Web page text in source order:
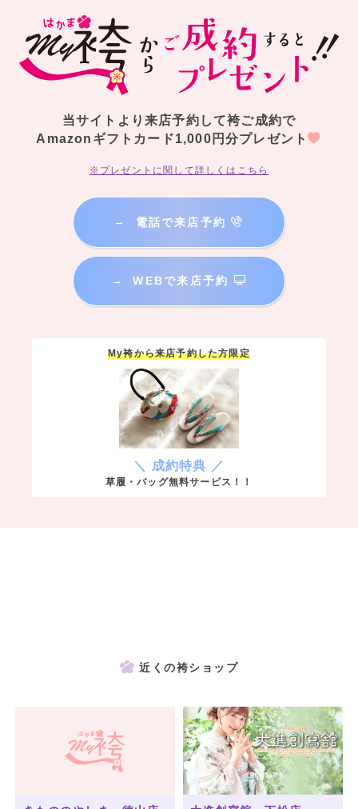
当サイトより来店予約して袴ご成約で
Amazonギフトカード1,000円分プレゼント
※プレゼントに関して詳しくはこちら
→ 電話で来店予約
→ WEBで来店予約
My袴から来店予約した方限定
＼ 成約特典 ／
草履・バッグ無料サービス！！
近くの袴ショップ